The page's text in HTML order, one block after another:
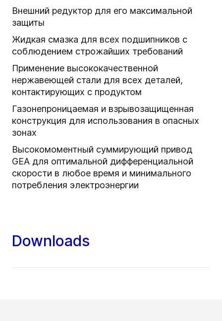
Внешний редуктор для его максимальной
защиты
Жидкая смазка для всех подшипников с
соблюдением строжайших требований
Применение высококачественной
нержавеющей стали для всех деталей,
контактирующих с продуктом
Газонепроницаемая и взрывозащищенная
конструкция для использования в опасных
зонах
Высокомоментный суммирующий привод
GEA для оптимальной дифференциальной
скорости в любое время и минимального
потребления электроэнергии
Downloads